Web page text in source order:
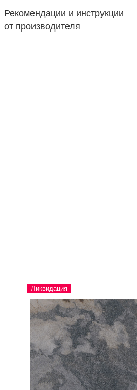
Рекомендации и инструкции
от производителя
Ликвидация